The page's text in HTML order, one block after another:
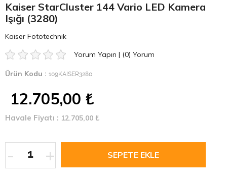
Kaiser StarCluster 144 Vario LED Kamera
Işığı (3280)
Kaiser Fototechnik
Yorum Yapın | (0) Yorum
Ürün Kodu : 109KAISER3280
12.705,00 ₺
Havale Fiyatı : 12.705,00 ₺
+
-